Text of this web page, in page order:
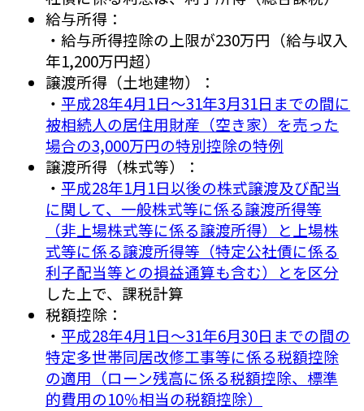
給与所得：
・給与所得控除の上限が230万円（給与収入
年1,200万円超）
譲渡所得（土地建物）：
・ 平成28年4月1日～31年3月31日までの間に
被相続人の居住用財産（空き家）を売った
場合の3,000万円の特別控除の特例
譲渡所得（株式等）：
・ 平成28年1月1日以後の株式譲渡及び配当
に関して、一般株式等に係る譲渡所得等
（非上場株式等に係る譲渡所得）と上場株
式等に係る譲渡所得等（特定公社債に係る
利子配当等との損益通算も含む）とを区分
した上で、課税計算
税額控除：
・ 平成28年4月1日～31年6月30日までの間の
特定多世帯同居改修工事等に係る税額控除
の適用（ローン残高に係る税額控除、標準
的費用の10％相当の税額控除）